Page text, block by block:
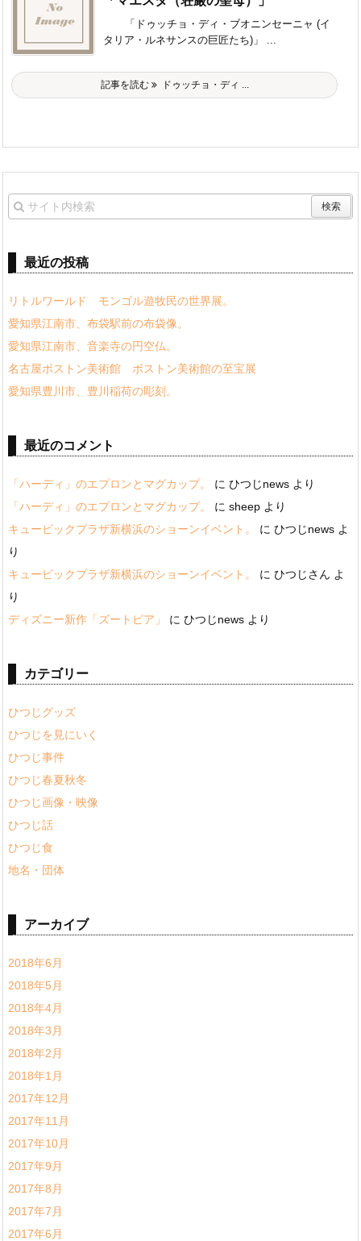
「ドゥッチョ・ディ・ブオニンセーニャ (イ
タリア・ルネサンスの巨匠たち)」 ...
記事を読む ドゥッチョ・ディ ...
最近の投稿
リトルワールド モンゴル遊牧民の世界展。
愛知県江南市、布袋駅前の布袋像。
愛知県江南市、音楽寺の円空仏。
名古屋ボストン美術館 ボストン美術館の至宝展
愛知県豊川市、豊川稲荷の彫刻。
最近のコメント
「ハーディ」のエプロンとマグカップ。 に ひつじnews より
「ハーディ」のエプロンとマグカップ。
に sheep より
キュービックプラザ新横浜のショーンイベント。
に ひつじnews よ
り
キュービックプラザ新横浜のショーンイベント。
に ひつじさん よ
り
ディズニー新作「ズートピア」
に ひつじnews より
カテゴリー
ひつじグッズ
ひつじを見にいく
ひつじ事件
ひつじ春夏秋冬
ひつじ画像・映像
ひつじ話
ひつじ食
地名・団体
アーカイブ
2018年6月
2018年5月
2018年4月
2018年3月
2018年2月
2018年1月
2017年12月
2017年11月
2017年10月
2017年9月
2017年8月
2017年7月
2017年6月